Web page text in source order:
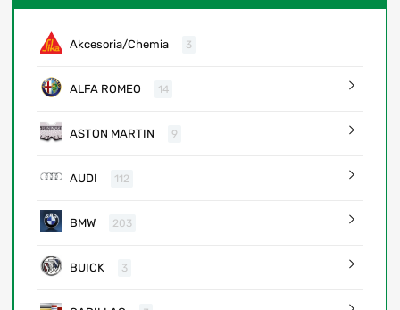
Akcesoria/Chemia 3
ALFA ROMEO 14
ASTON MARTIN 9
AUDI 112
BMW 203
BUICK 3